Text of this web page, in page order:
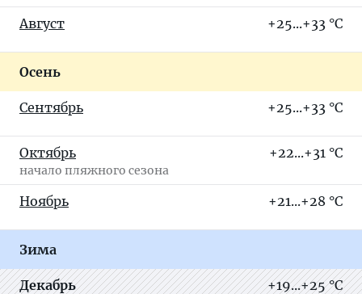
Август +25...+33 °C
Осень
Сентябрь +25...+33 °C
Октябрь
начало пляжного сезона
+22...+31 °C
Ноябрь +21...+28 °C
Зима
Декабрь +19...+25 °C